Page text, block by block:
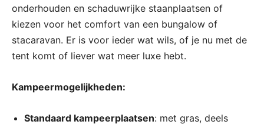
onderhouden en schaduwrijke staanplaatsen of
kiezen voor het comfort van een bungalow of
stacaravan. Er is voor ieder wat wils, of je nu met de
tent komt of liever wat meer luxe hebt.
Kampeermogelijkheden:
Standaard kampeerplaatsen: met gras, deels